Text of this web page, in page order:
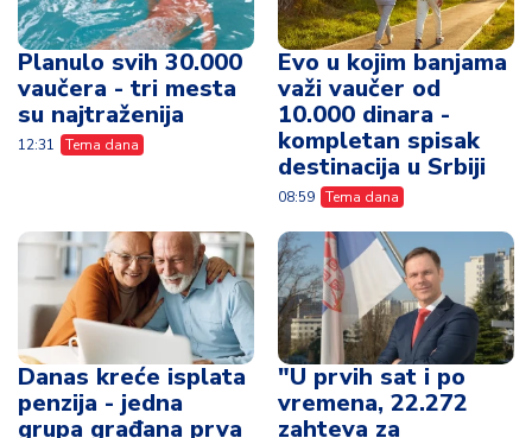
Planulo svih 30.000
vaučera - tri mesta
su najtraženija
12:31 Tema dana
Evo u kojim banjama
važi vaučer od
10.000 dinara -
kompletan spisak
destinacija u Srbiji
08:59 Tema dana
Danas kreće isplata
penzija - jedna
grupa građana prva
"U prvih sat i po
vremena, 22.272
zahteva za